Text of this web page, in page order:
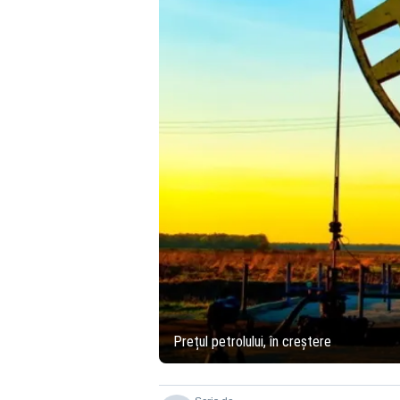
Prețul petrolului, în creștere